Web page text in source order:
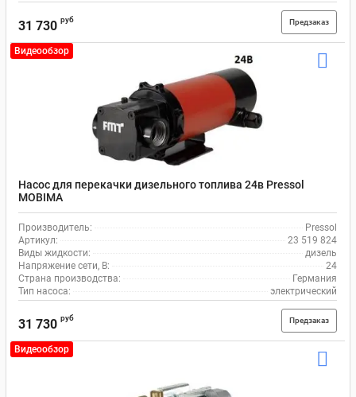
31 730 руб Предзаказ
Видеообзор
Насос для перекачки дизельного топлива 24в Pressol
MOBIMA
Производитель:
Pressol
Артикул:
23 519 824
Виды жидкости:
дизель
Напряжение сети, В:
24
Страна производства:
Германия
Тип насоса:
электрический
31 730 руб Предзаказ
Видеообзор